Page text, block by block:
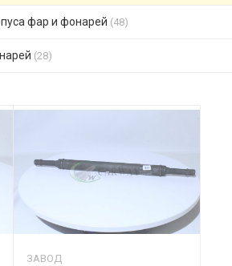
фар и фонарей (48)
(28)
ЗАВОД